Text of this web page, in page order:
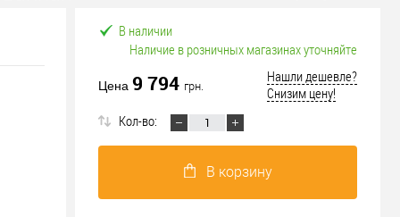
В наличии
Наличие в розничных магазинах уточняйте
Цена 9 794 грн.
Нашли дешевле?
Снизим цену!
Кол-во:
В корзину